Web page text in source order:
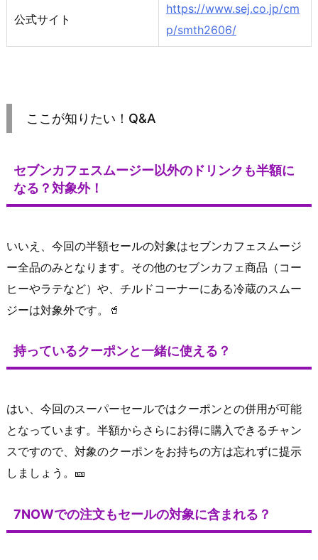
公式サイト
https://www.sej.co.jp/cm
p/smth2606/
ここが知りたい！Q&A
セブンカフェスムージー以外のドリンクも半額に
なる？対象外！
いいえ、今回の半額セールの対象はセブンカフェスムージ
ー全品のみとなります。その他のセブンカフェ商品（コー
ヒーやラテなど）や、チルドコーナーにある冷蔵のスムー
ジーは対象外です。🥤
持っているクーポンと一緒に使える？
はい、今回のスーパーセールではクーポンとの併用が可能
となっています。半額からさらにお得に購入できるチャン
スですので、対象のクーポンをお持ちの方は忘れずに提示
しましょう。🎫
7NOWでの注文もセールの対象に含まれる？